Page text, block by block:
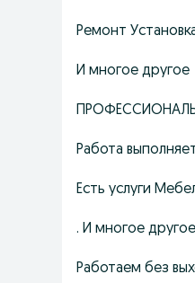
Ремонт
И многое другое
Работа
Есть услуги
. И многое другое
Работаем без